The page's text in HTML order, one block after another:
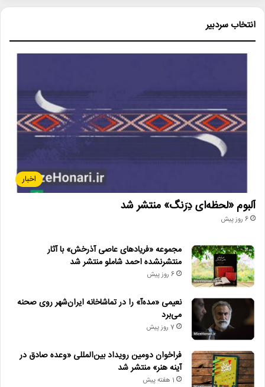
انتخاب سردبیر
اخبار
آلبوم «لحظه‌ای دِرَنگ» منتشر شد
6 روز پیش
مجموعه «فریادهای عاصی آذرخش» با آثار
منتشرنشده احمد شاملو منتشر شد
6 روز پیش
نعیمی «مده‌آ» را در تماشاخانه ایران‌شهر روی صحنه
می‌برد
7 روز پیش
فراخوان دومین رویداد بین‌المللی «وعده صادق در
آینه هنر» منتشر شد
1 هفته پیش